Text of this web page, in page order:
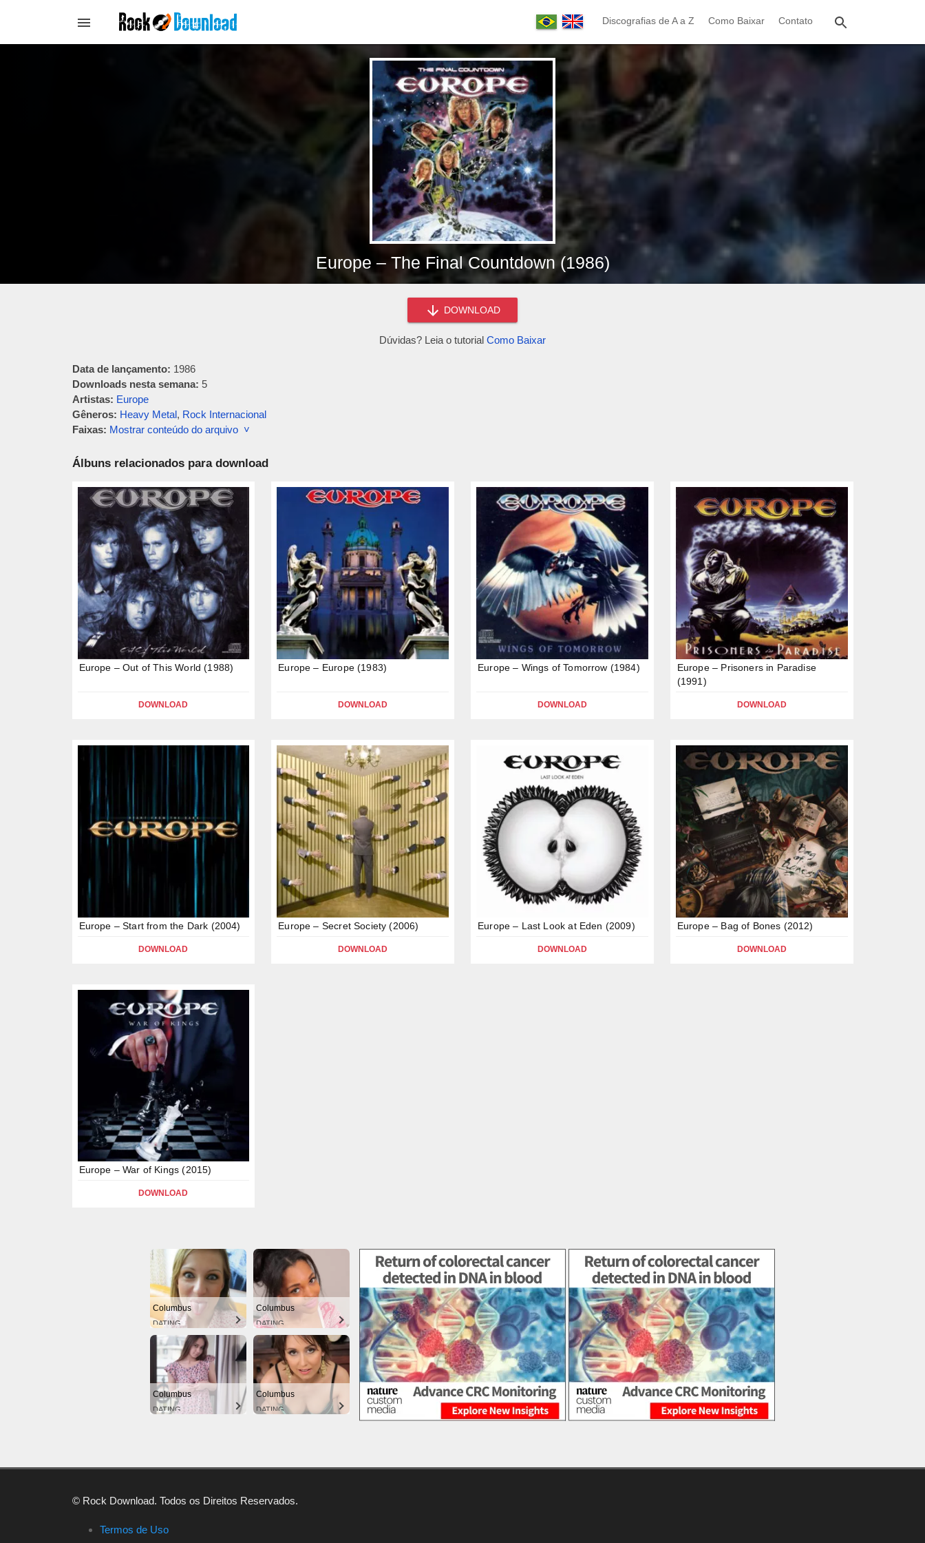
Discografias de A a Z Como Baixar Contato
Europe – The Final Countdown (1986)
DOWNLOAD
Dúvidas? Leia o tutorial Como Baixar
Data de lançamento: 1986
Downloads nesta semana: 5
Artistas: Europe
Gêneros: Heavy Metal, Rock Internacional
Faixas: Mostrar conteúdo do arquivo ˅
Álbuns relacionados para download
Europe – Out of This World (1988)
DOWNLOAD
Europe – Europe (1983)
DOWNLOAD
Europe – Wings of Tomorrow (1984)
DOWNLOAD
Europe – Prisoners in Paradise
(1991)
DOWNLOAD
Europe – Start from the Dark (2004)
DOWNLOAD
Europe – Secret Society (2006)
DOWNLOAD
Europe – Last Look at Eden (2009)
DOWNLOAD
Europe – Bag of Bones (2012)
DOWNLOAD
Europe – War of Kings (2015)
DOWNLOAD
Columbus
DATING
Columbus
DATING
Columbus
DATING
Columbus
DATING
© Rock Download. Todos os Direitos Reservados.
Termos de Uso